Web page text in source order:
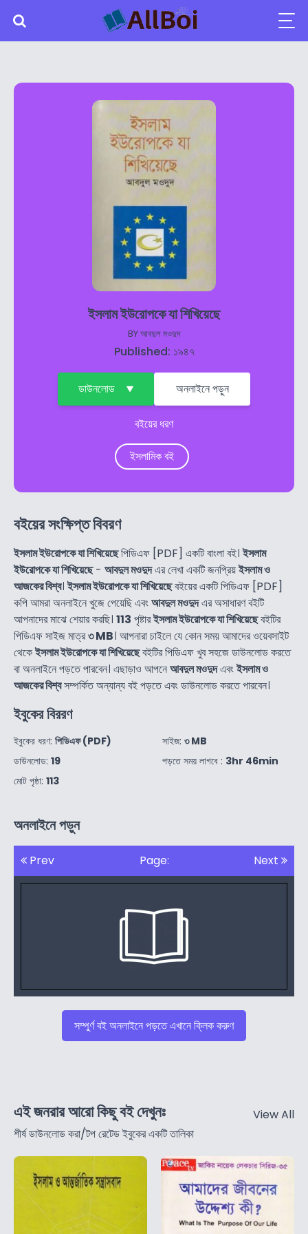
ইসলাম ইউরোপকে যা শিখিয়েছে
BYআবদুল মওদুদ
Published: ১৯৪৭
ডাউনলোড অনলাইনে পড়ুন
বইয়ের ধরণ
ইসলামিক বই
বইয়ের সংক্ষিপ্ত বিবরণ
ইসলাম ইউরোপকে যা শিখিয়েছেপিডিএফ [PDF] একটি বাংলা বই। ইসলাম
ইউরোপকে যা শিখিয়েছে- আবদুল মওদুদএর লেখা একটি জনপ্রিয়ইসলাম ও
আজকের বিশ্ব। ইসলাম ইউরোপকে যা শিখিয়েছেবইয়ের একটি পিডিএফ [PDF]
কপি আমরা অনলাইনে খুজে পেয়েছি এবংআবদুল মওদুদএর অসাধারণ বইটি
আপনাদের মাঝে শেয়ার করছি। 113 পৃষ্টারইসলাম ইউরোপকে যা শিখিয়েছেবইটির
পিডিএফ সাইজ মাত্র৩ MB। আপনারা চাইলে যে কোন সময় আমাদের ওয়েবসাইট
থেকেইসলাম ইউরোপকে যা শিখিয়েছেবইটির পিডিএফ খুব সহজে ডাউনলোড করতে
বা অনলাইনে পড়তে পারবেন। এছাড়াও আপনেআবদুল মওদুদএবংইসলাম ও
আজকের বিশ্বসম্পর্কিত অন্যান্য বই পড়তে এবং ডাউনলোড করতে পারবেন।
ইবুকের বিররণ
ইবুকের ধরণ: পিডিএফ (PDF)
ডাউনলোড: 19
মোট পৃষ্ঠা: 113
সাইজ: ৩ MB
পড়তে সময় লাগবে : 3hr 46min
অনলাইনে পড়ুন
Prev Page: Next
সম্পুর্ণ বই অনলাইনে পড়তে এখানে ক্লিক করুণ
এই জনরার আরো কিছু বই দেখুনঃ
শীর্ষ ডাউনলোড করা/টপ রেটেড ইবুকের একটি তালিকা
View All